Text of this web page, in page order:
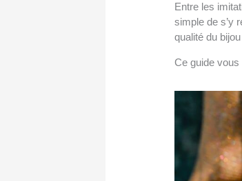
Entre les
simple de s’y
qualité du
Ce guide